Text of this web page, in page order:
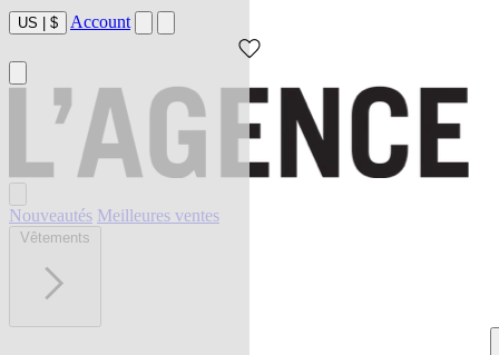
US $ Account
Nouveautés Meilleures ventes
Vêtements